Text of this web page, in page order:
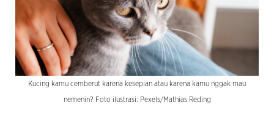
Kucing kamu cemberut karena kesepian atau karena kamu nggak mau
nemenin? Foto ilustrasi: Pexels/Mathias Reding